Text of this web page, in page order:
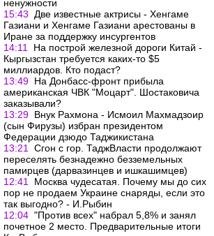
ненужности
15:43
Две известные актрисы - Хенгаме
Газиани и Хенгаме Газиани арестованы в
Иране за поддержку инсургентов
14:11
На построй железной дороги Китай -
Кыргызстан требуется каких-то $5
миллиардов. Кто подаст?
13:49 На Донбасс-фронт прибыла
американская ЧВК "Моцарт". Шостаковича
заказывали?
13:29 Внук Рахмона - Исмоил Махмадзоир
(сын Фирузы) избран президентом
Федерации дзюдо Таджикистана
13:21
Сгон с гор. ТаджВласти продолжают
переселять безнадежно безземельных
памирцев (дарвазинцев и ишкашимцев)
12:41
Москва чудесатая. Почему мы до сих
пор не продаем Украине снаряды, если это
так выгодно? - И.Рыбин
12:04 "Против всех" набрал 5,8% и занял
почетное 2 место. Предварительные итоги